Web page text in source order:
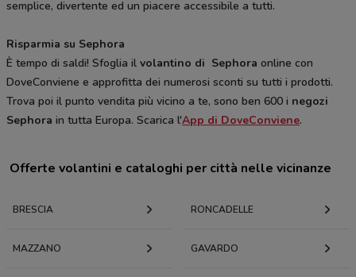
semplice, divertente ed un piacere accessibile a tutti.
Risparmia su Sephora
È tempo di saldi! Sfoglia il volantino di Sephora online con
DoveConviene e approfitta dei numerosi sconti su tutti i prodotti.
Trova poi il punto vendita più vicino a te, sono ben 600 i negozi
Sephora in tutta Europa. Scarica l'App di DoveConviene.
Offerte volantini e cataloghi per città nelle vicinanze
BRESCIA RONCADELLE
MAZZANO GAVARDO